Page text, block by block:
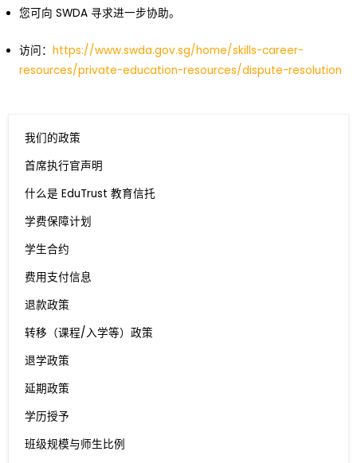
我们的政策
首席执行官声明
什么是 EduTrust 教育信托
学费保障计划
学生合约
费用支付信息
退款政策
转移（课程/入学等）政策
退学政策
延期政策
学历授予
班级规模与师生比例
您可向 SWDA 寻求进一步协助。
访问： https://www.swda.gov.sg/home/skills-career-
resources/private-education-resources/dispute-resolution